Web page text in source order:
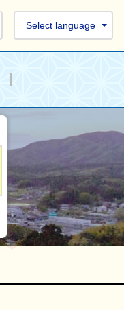
Select language
目的の情報を探